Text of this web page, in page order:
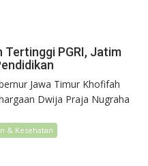
Tertinggi PGRI, Jatim
Jawa Timur Khofifah
Dwija Praja Nugraha
& Kesehatan